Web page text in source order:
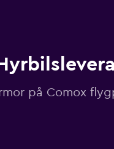
på Comox